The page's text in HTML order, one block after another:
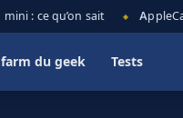
: ce qu’on sait ◆
farm du geek Tests